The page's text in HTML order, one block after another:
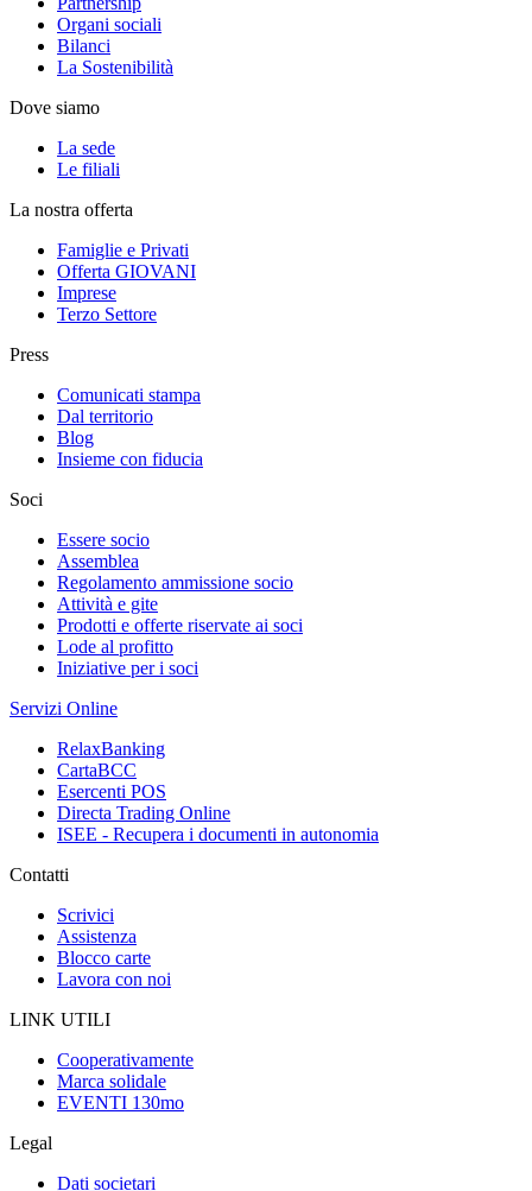
Organi sociali
Bilanci
La Sostenibilità
Dove siamo
La sede
Le filiali
La nostra offerta
Famiglie e Privati
Offerta GIOVANI
Imprese
Terzo Settore
Press
Comunicati stampa
Dal territorio
Blog
Insieme con fiducia
Soci
Essere socio
Assemblea
Regolamento ammissione socio
Attività e gite
Prodotti e offerte riservate ai soci
Lode al profitto
Iniziative per i soci
Servizi Online
RelaxBanking
CartaBCC
Esercenti POS
Directa Trading Online
ISEE - Recupera i documenti in autonomia
Contatti
Scrivici
Assistenza
Blocco carte
Lavora con noi
LINK UTILI
Cooperativamente
Marca solidale
EVENTI 130mo
Legal
Dati societari